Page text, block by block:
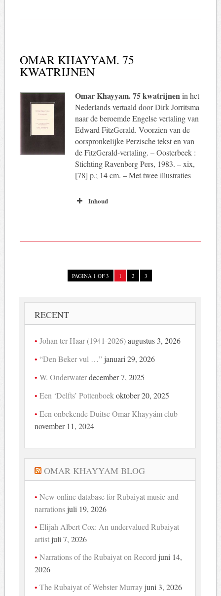
OMAR KHAYYAM. 75
KWATRIJNEN
Omar Khayyam. 75 kwatrijnenin het
Nederlands vertaald door Dirk Jorritsma
naar de beroemde Engelse vertaling van
Edward FitzGerald. Voorzien van de
oorspronkelijke Perzische tekst en van
de FitzGerald-vertaling. – Oosterbeek :
Stichting Ravenberg Pers, 1983. – xix,
[78] p.; 14 cm. – Met twee illustraties
Inhoud
PAGINA 1 OF 3 1 2 3
RECENT
Johan ter Haar (1941-2026) augustus 3, 2026
“Den Beker vul …” januari 29, 2026
W. Onderwaterdecember 7, 2025
Een ‘Delfts’ Pottenboek oktober 20, 2025
Een onbekende Duitse Omar Khayyám club
november 11, 2024
OMAR KHAYYAM BLOG
New online database for Rubaiyat music and
narrations juli 19, 2026
Elijah Albert Cox: An undervalued Rubaiyat
artist juli 7, 2026
Narrations of the Rubaiyat on Record juni 14,
2026
The Rubaiyat of Webster Murray juni 3, 2026